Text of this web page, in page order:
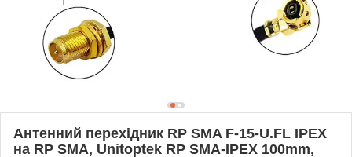
Антенний перехідник RP SMA F-15-U.FL IPEX
на RP SMA, Unitoptek RP SMA-IPEX 100mm,